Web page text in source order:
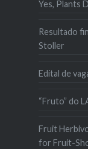
Yes, Plants
Resultado
Stoller
Edital de
“Fruto” do
Fruit
for Fruit-